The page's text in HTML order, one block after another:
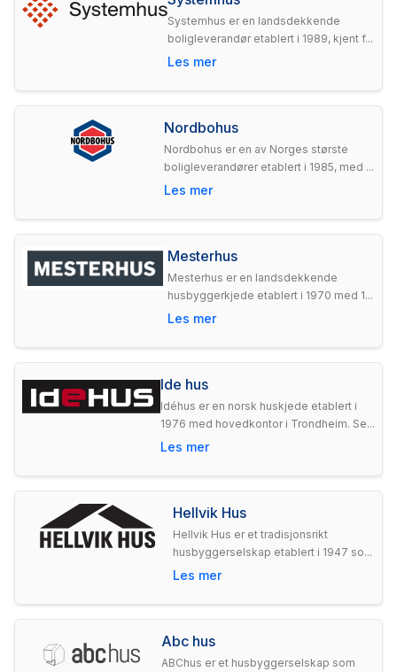
Systemhus er en landsdekkende
boligleverandør etablert i 1989, kjent f...
Les mer
Nordbohus
Nordbohus er en av Norges største
boligleverandører etablert i 1985, med ...
Les mer
Mesterhus
Mesterhus er en landsdekkende
husbyggerkjede etablert i 1970 med 1...
Les mer
Ide hus
Idéhus er en norsk huskjede etablert i
1976 med hovedkontor i Trondheim. Se...
Les mer
Hellvik Hus
Hellvik Hus er et tradisjonsrikt
husbyggerselskap etablert i 1947 so...
Les mer
Abc hus
ABChus er et husbyggerselskap som